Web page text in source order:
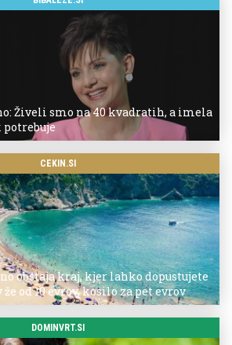
Živeli smo na 40 kvadratih, a imela
potrebuje
CEKIN.SI
obstaja kraj, kjer lahko dopustujete
od 10 evrov, kosilo za pet evrov
DOMINVRT.SI